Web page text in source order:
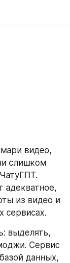
видео,
слишком
адекватное,
из видео и
сервисах.
выделять,
Сервис
данных,